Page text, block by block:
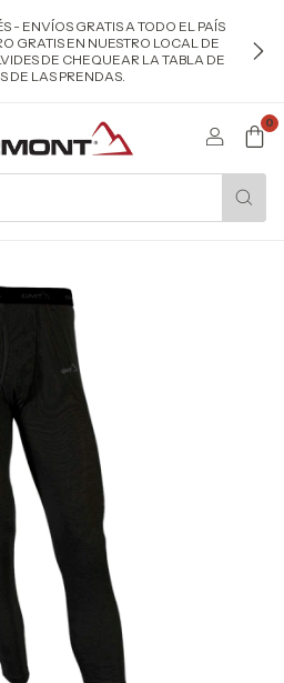
- ENVÍOS GRATIS A TODO EL PAÍS
GRATIS EN NUESTRO LOCAL DE
DE CHEQUEAR LA TABLA DE
DE LAS PRENDAS.
0